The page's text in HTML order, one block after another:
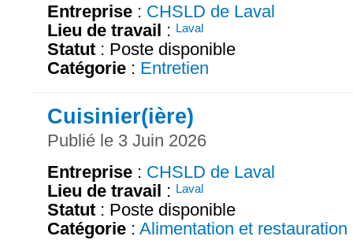
Entreprise : CHSLD de Laval
Lieu de travail : Laval
Statut : Poste disponible
Catégorie : Entretien
Cuisinier(ière)
Publié le 3 Juin 2026
Entreprise : CHSLD de Laval
Lieu de travail : Laval
Statut : Poste disponible
Catégorie : Alimentation et restauration